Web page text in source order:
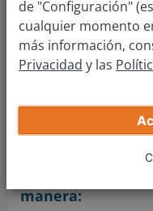
Plan VEA
continuación de las
lo que cabe esperar
manera:
de "Configuración"
cualquier momento
más información,
Privacidad y las